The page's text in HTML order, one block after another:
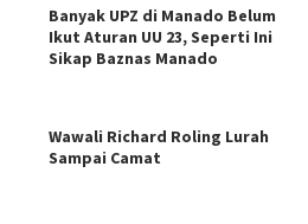
Banyak UPZ di Manado Belum
Ikut Aturan UU 23, Seperti Ini
Sikap Baznas Manado
Wawali Richard Roling Lurah
Sampai Camat